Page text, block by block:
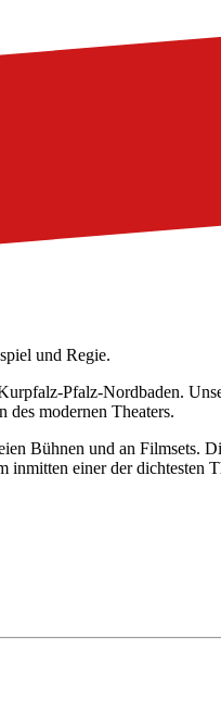
und Regie.
Pfalz-Nordbaden.
modernen Theaters.
Bühnen und an
einer der dichtesten